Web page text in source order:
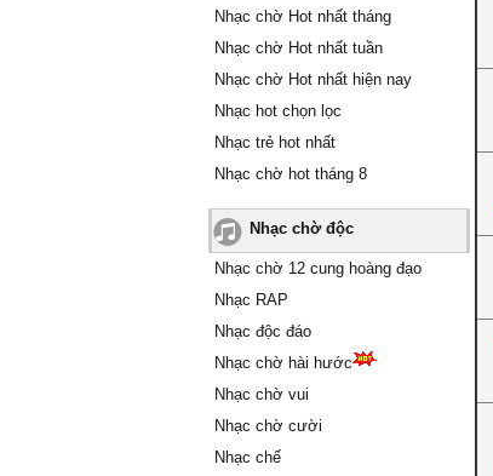
Nhạc chờ Hot nhất tháng
Nhạc chờ Hot nhất tuần
Nhạc chờ Hot nhất hiện nay
Nhạc hot chọn lọc
Nhạc trẻ hot nhất
Nhạc chờ hot tháng 8
Nhạc chờ độc
Nhạc chờ 12 cung hoàng đạo
Nhạc RAP
Nhạc độc đáo
Nhạc chờ hài hước
Nhạc chờ vui
Nhạc chờ cười
Nhạc chế